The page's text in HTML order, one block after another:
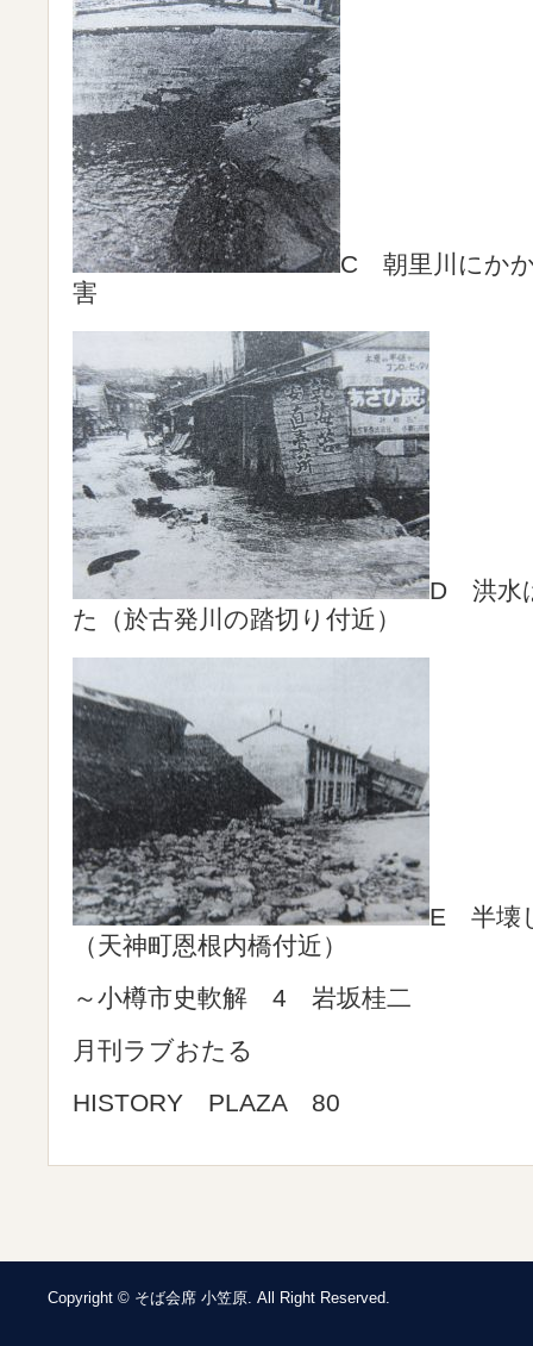
C 朝里川にか
害
D 洪水
た（於古発川の踏切り付近）
E 半壊
（天神町恩根内橋付近）
～小樽市史軟解 4 岩坂桂二
月刊ラブおたる
HISTORY PLAZA 80
Copyright © そば会席 小笠原. All Right Reserved.